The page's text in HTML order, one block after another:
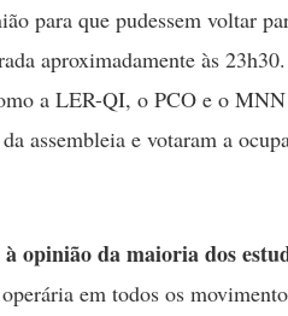
para que pudessem voltar
aproximadamente às
a LER-QI, o PCO e o
assembleia e votaram a
opinião da maioria dos
em todos os